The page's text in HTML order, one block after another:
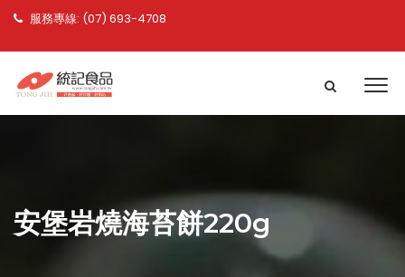
服務專線: (07) 693-4708
安堡岩燒海苔餅220g